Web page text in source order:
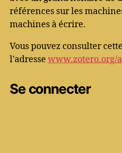
références sur les
machines à écrire.
Vous pouvez consulter
l'adresse www.zotero.org/
Se connecter